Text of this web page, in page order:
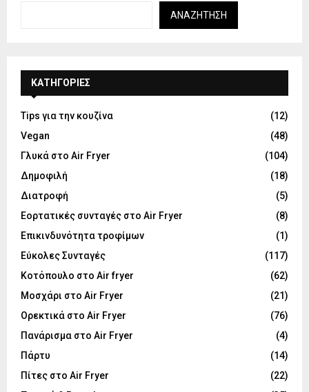
ΑΝΑΖΉΤΗΣΗ
KΑΤΗΓΟΡΊΕΣ
Tips για την κουζίνα
(12)
Vegan
(48)
Γλυκά στο Air Fryer
(104)
Δημοφιλή
(18)
Διατροφή
(5)
Εορτατικές συνταγές στο Air Fryer
(8)
Επικινδυνότητα τροφίμων
(1)
Εύκολες Συνταγές
(117)
Κοτόπουλο στο Air fryer
(62)
Μοσχάρι στο Air Fryer
(21)
Ορεκτικά στο Air Fryer
(76)
Πανάρισμα στο Air Fryer
(4)
Πάρτυ
(14)
Πίτες στο Air Fryer
(22)